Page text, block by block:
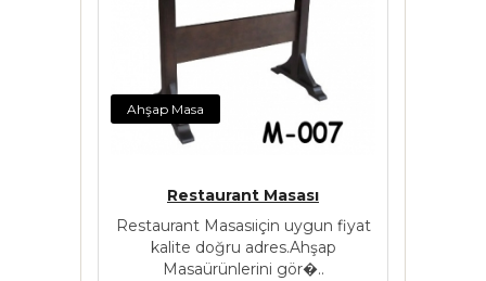
Ahşap Masa
Restaurant Masası
Restaurant Masasıiçin uygun fiyat
kalite doğru adres.Ahşap
Masaürünlerini gör�..